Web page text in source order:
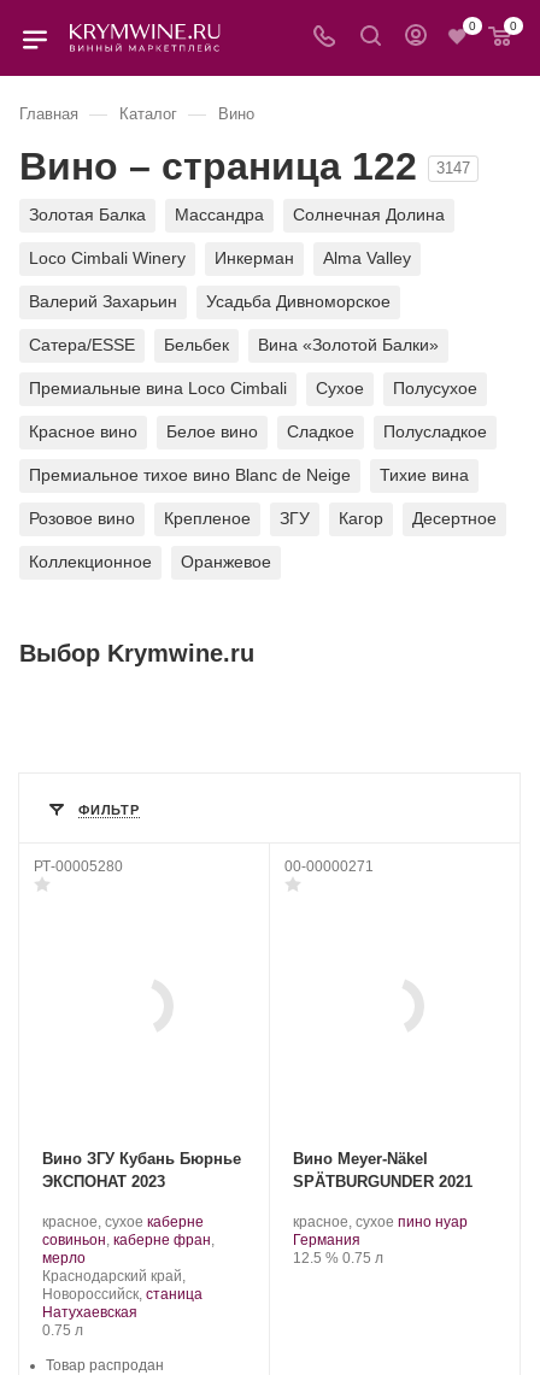
0 0
Главная — Каталог — Вино
Вино – страница 122 3147
Золотая Балка Массандра Солнечная Долина
Loco Cimbali Winery Инкерман Alma Valley
Валерий Захарьин Усадьба Дивноморское
Сатера/ESSE Бельбек Вина «Золотой Балки»
Премиальные вина Loco Cimbali Сухое Полусухое
Красное вино Белое вино Сладкое Полусладкое
Премиальное тихое вино Blanc de Neige Тихие вина
Розовое вино Крепленое ЗГУ Кагор Десертное
Коллекционное Оранжевое
Выбор Krymwine.ru
ФИЛЬТР
РТ-00005280
Вино ЗГУ Кубань Бюрнье
ЭКСПОНАТ 2023
Производитель:
Домен
Бюрнье.
красное, сухое .
Сорт
каберне
совиньон, каберне фран,
мерло.
Регион:
Краснодарский край,
Новороссийск, станица
Натухаевская
Объем
0.75 л
Товар распродан
00-00000271
Вино Meyer-Näkel
SPÄTBURGUNDER 2021
красное, сухое .пино нуар.
Регион:
Германия
Крепость
12.5 %. Объем
0.75 л